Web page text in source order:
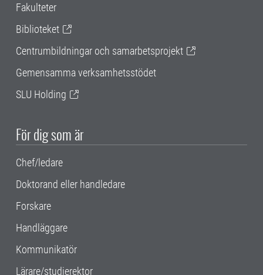
Fakulteter
Biblioteket
Centrumbildningar och samarbetsprojekt
Gemensamma verksamhetsstödet
SLU Holding
För dig som är
Chef/ledare
Doktorand eller handledare
Forskare
Handläggare
Kommunikatör
Lärare/studierektor